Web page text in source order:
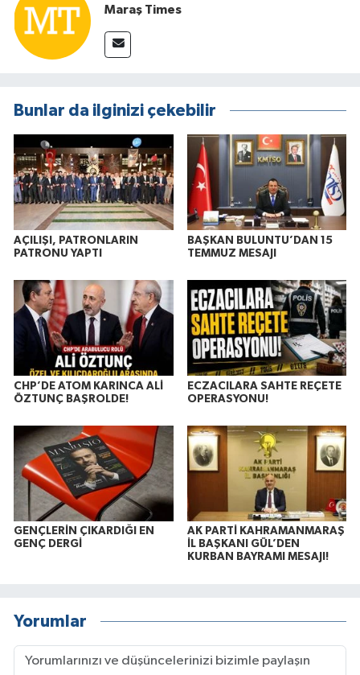
Maraş Times
Bunlar da ilginizi çekebilir
AÇILIŞI, PATRONLARIN
PATRONU YAPTI
BAŞKAN BULUNTU’DAN 15
TEMMUZ MESAJI
CHP’DE ATOM KARINCA ALİ
ÖZTUNÇ BAŞROLDE!
ECZACILARA SAHTE REÇETE
OPERASYONU!
GENÇLERİN ÇIKARDIĞI EN
GENÇ DERGİ
AK PARTİ KAHRAMANMARAŞ
İL BAŞKANI GÜL’DEN
KURBAN BAYRAMI MESAJI!
Yorumlar